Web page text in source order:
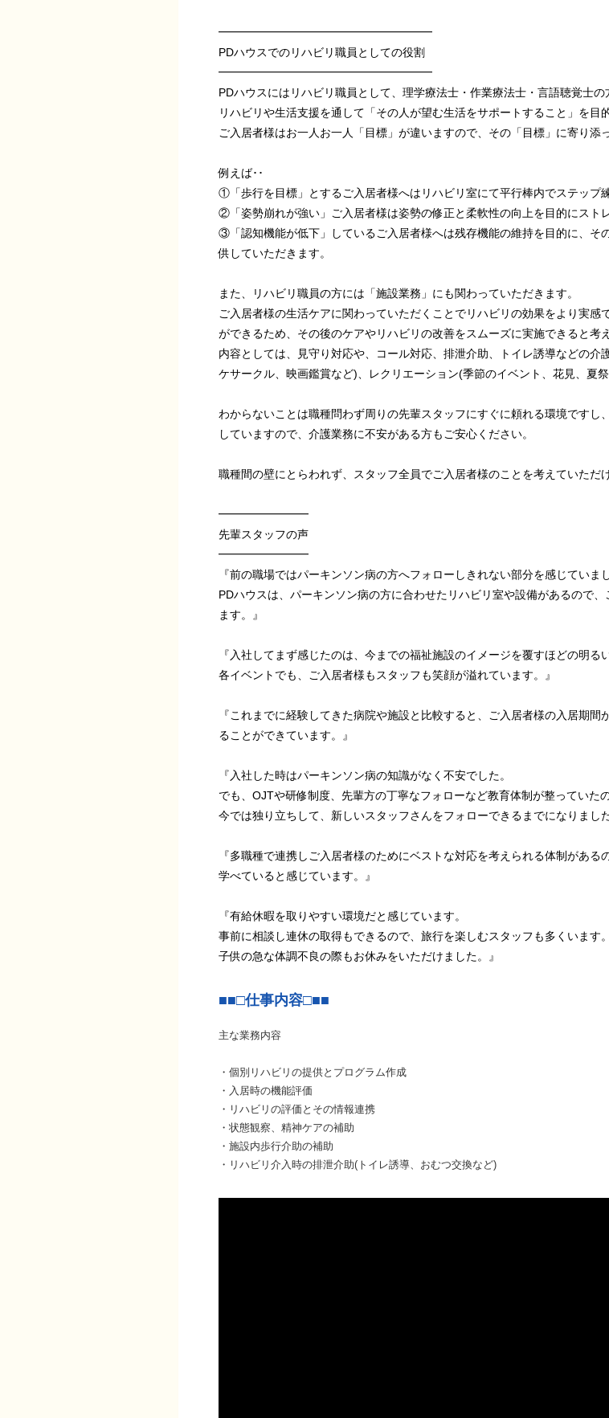
━━━━━━━━━━━━━━━━━━━
PDハウスでのリハビリ職員としての役割
━━━━━━━━━━━━━━━━━━━
PDハウスにはリハビリ職員として、理学療法士・作業療法士・言語聴覚士の
リハビリや生活支援を通して「その人が望む生活をサポートすること」を目
ご入居者様はお一人お一人「目標」が違いますので、その「目標」に寄り添
例えば･･
①「歩行を目標」とするご入居者様へはリハビリ室にて平行棒内でステップ
②「姿勢崩れが強い」ご入居者様は姿勢の修正と柔軟性の向上を目的にスト
③「認知機能が低下」しているご入居者様へは残存機能の維持を目的に、そ
供していただきます。
また、リハビリ職員の方には「施設業務」にも関わっていただきます。
ご入居者様の生活ケアに関わっていただくことでリハビリの効果をより実感
ができるため、その後のケアやリハビリの改善をスムーズに実施できると考
内容としては、見守り対応や、コール対応、排泄介助、トイレ誘導などの介
ケサークル、映画鑑賞など)、レクリエーション(季節のイベント、花見、夏
わからないことは職種問わず周りの先輩スタッフにすぐに頼れる環境です
していますので、介護業務に不安がある方もご安心ください。
職種間の壁にとらわれず、スタッフ全員でご入居者様のことを考えていただ
━━━━━━━━
先輩スタッフの声
━━━━━━━━
『前の職場ではパーキンソン病の方へフォローしきれない部分を感じていまし
PDハウスは、パーキンソン病の方に合わせたリハビリ室や設備があるので
ます。』
『入社してまず感じたのは、今までの福祉施設のイメージを覆すほどの明る
各イベントでも、ご入居者様もスタッフも笑顔が溢れています。』
『これまでに経験してきた病院や施設と比較すると、ご入居者様の入居期
ることができています。』
『入社した時はパーキンソン病の知識がなく不安でした。
でも、OJTや研修制度、先輩方の丁寧なフォローなど教育体制が整っていた
今では独り立ちして、新しいスタッフさんをフォローできるまでになりました
『多職種で連携しご入居者様のためにベストな対応を考えられる体制があ
学べていると感じています。』
『有給休暇を取りやすい環境だと感じています。
事前に相談し連休の取得もできるので、旅行を楽しむスタッフも多くいます。
子供の急な体調不良の際もお休みをいただけました。』
■■□仕事内容□■■
主な業務内容
・個別リハビリの提供とプログラム作成
・入居時の機能評価
・リハビリの評価とその情報連携
・状態観察、精神ケアの補助
・施設内歩行介助の補助
・リハビリ介入時の排泄介助(トイレ誘導、おむつ交換など)